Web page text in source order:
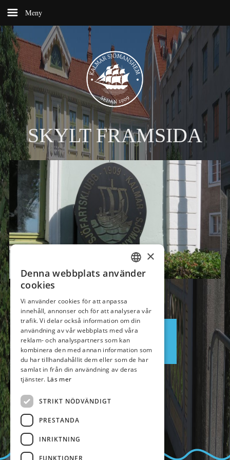
SKYLT FRAMSIDA
Boka
SWEDISH
ENGLISH
×
Denna webbplats använder
cookies
Vi använder cookies för att anpassa
innehåll, annonser och för att analysera vår
trafik. Vi delar också information om din
användning av vår webbplats med våra
reklam- och analyspartners som kan
kombinera den med annan information som
du har tillhandahållit dem eller som de har
samlat in från din användning av deras
tjänster. Läs mer
STRIKT NÖDVÄNDIGT
PRESTANDA
INRIKTNING
FUNKTIONER